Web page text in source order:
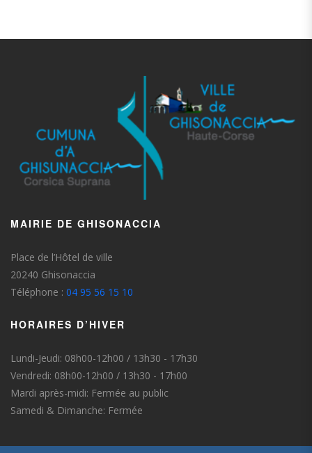
MAIRIE DE GHISONACCIA
Place de l’Hôtel de ville
20240 Ghisonaccia
Téléphone : 04 95 56 15 10
HORAIRES D’HIVER
Lundi-Jeudi: 08h00-12h00 / 13h30 - 17h30
Vendredi: 08h00-12h00 / 13h30 - 17h00
Mardi après-midi: Fermée au public
Samedi & Dimanche: Fermée